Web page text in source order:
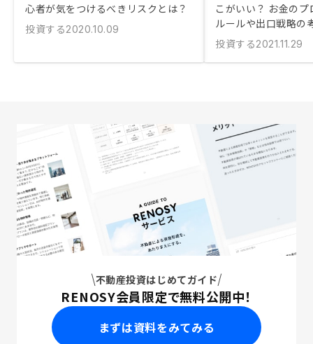
心者が気をつけるべきリスクとは？
投資する2020.10.09
こがいい？ お金の
ルールや出口戦略の
投資する2021.11.29
不動産投資はじめてガイド
RENOSY会員限定で無料公開中！
まずは資料をみてみる